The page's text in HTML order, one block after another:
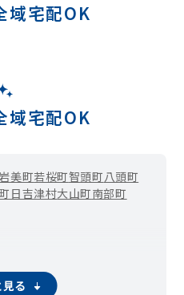
域宅配OK
域宅配OK
美町若桜町智頭町八頭町
日吉津村大山町南部町
見る